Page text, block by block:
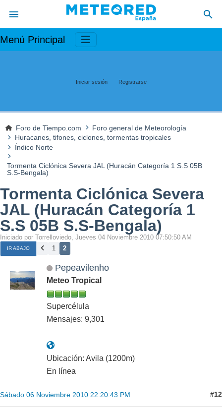
Menú Principal
Iniciar sesión Registrarse
Foro de Tiempo.com
Foro general de Meteorología
Huracanes, tifones, ciclones, tormentas tropicales
Índico Norte
Tormenta Ciclónica Severa JAL (Huracán Categoría 1 S.S 05B
S.S-Bengala)
Tormenta Ciclónica Severa
JAL (Huracán Categoría 1
S.S 05B S.S-Bengala)
Iniciado por Torrelloviedo, Jueves 04 Noviembre 2010 07:50:50 AM
IR ABAJO 1 2
Pepeavilenho
Meteo Tropical
Supercélula
Mensajes: 9,301
Ubicación: Avila (1200m)
En línea
Sábado 06 Noviembre 2010 22:20:43 PM #12